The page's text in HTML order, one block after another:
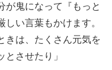
が鬼になって『もっと
い言葉もかけます。
きは、たくさん元気を
とさせたり」